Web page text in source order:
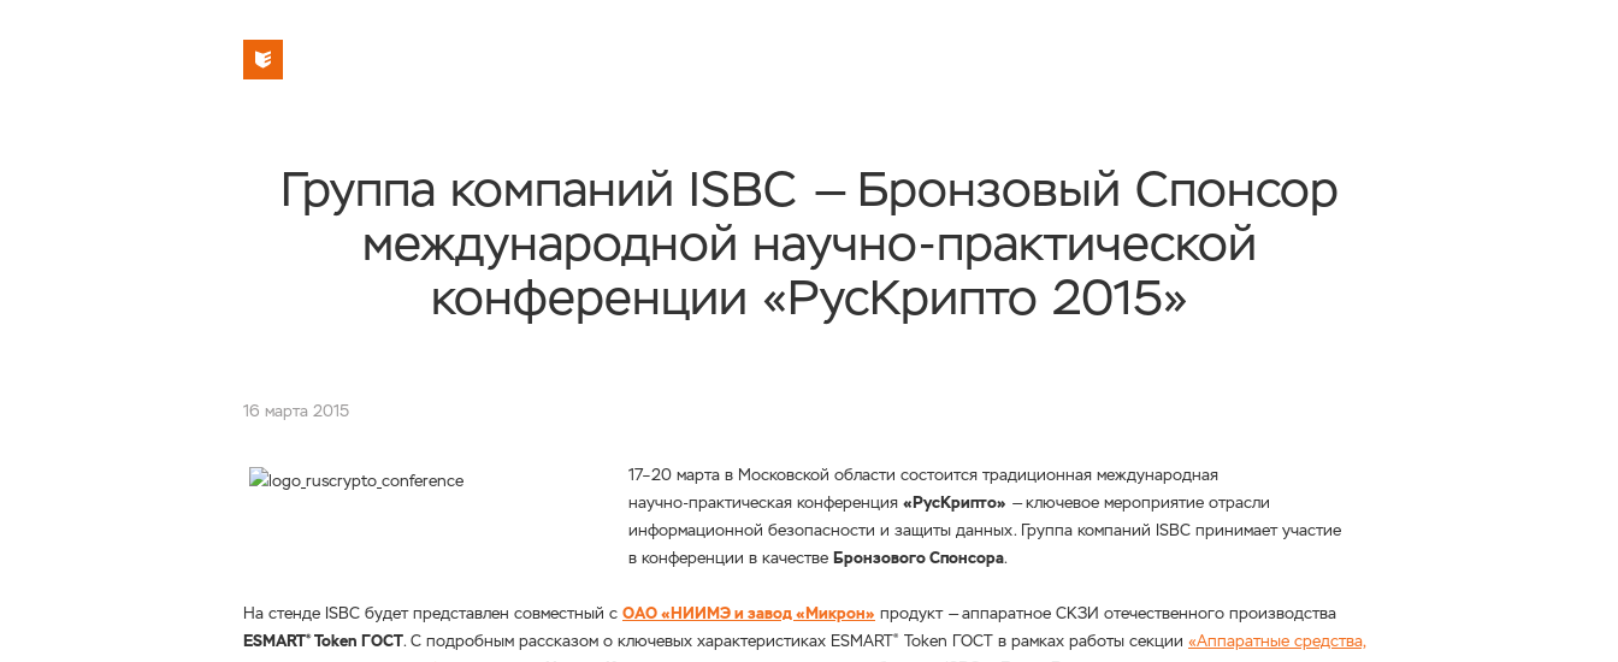
Группа компаний ISBC — Бронзовый Спонсор
международной научно-практической
конференции «РусКрипто 2015»
16 марта 2015
17–20 марта в Московской области состоится традиционная международная
научно-практическая конференция «РусКрипто» — ключевое мероприятие отрасли
информационной безопасности и защиты данных. Группа компаний ISBC принимает участие
в конференции в качестве Бронзового Спонсора.
На стенде ISBC будет представлен совместный с ОАО «НИИМЭ и завод «Микрон» продукт — аппаратное СКЗИ отечественного производства
ESMART®Token ГОСТ. С подробным рассказом о ключевых характеристиках ESMART® Token ГОСТ в рамках работы секции «Аппаратные средства,